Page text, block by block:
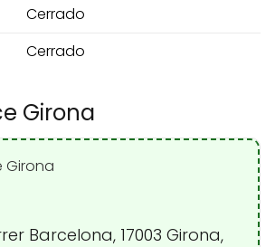
Cerrado
Cerrado
Girona
Barcelona, 17003 Girona,